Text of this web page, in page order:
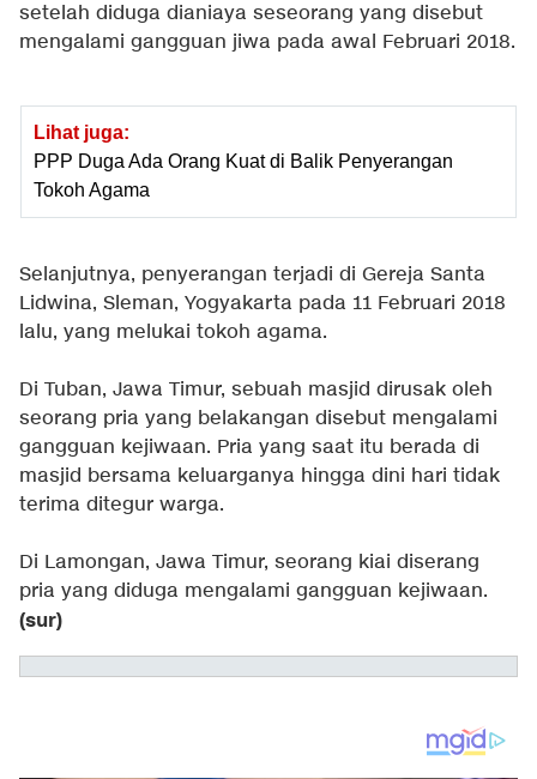
setelah diduga dianiaya seseorang yang disebut
mengalami gangguan jiwa pada awal Februari 2018.
Lihat juga:
PPP Duga Ada Orang Kuat di Balik Penyerangan
Tokoh Agama
Selanjutnya, penyerangan terjadi di Gereja Santa
Lidwina, Sleman, Yogyakarta pada 11 Februari 2018
lalu, yang melukai tokoh agama.
Di Tuban, Jawa Timur, sebuah masjid dirusak oleh
seorang pria yang belakangan disebut mengalami
gangguan kejiwaan. Pria yang saat itu berada di
masjid bersama keluarganya hingga dini hari tidak
terima ditegur warga.
Di Lamongan, Jawa Timur, seorang kiai diserang
pria yang diduga mengalami gangguan kejiwaan.
(sur)